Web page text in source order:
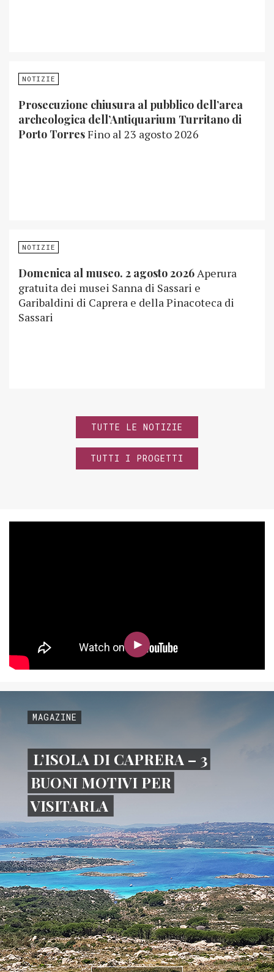
NOTIZIE
Prosecuzione chiusura al pubblico dell’area
archeologica dell’Antiquarium Turritano di
Porto TorresFino al 23 agosto 2026
NOTIZIE
Domenica al museo. 2 agosto 2026Aperura
gratuita dei musei Sanna di Sassari e
Garibaldini di Caprera e della Pinacoteca di
Sassari
TUTTE LE NOTIZIE
TUTTI I PROGETTI
MAGAZINE
L’ISOLA DI CAPRERA – 3
BUONI MOTIVI PER
VISITARLA